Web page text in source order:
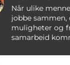
Når ulike
jobbe sammen,
muligheter og
samarbeid